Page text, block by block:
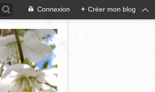
Connexion + Créer mon blog